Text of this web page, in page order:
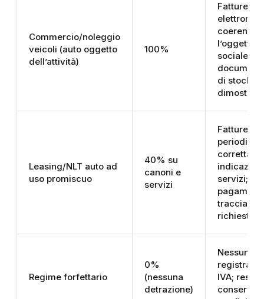
Commercio/noleggio
veicoli (auto oggetto
dell’attività)
100%
Fatture
coerenti
l’oggetto
sociale;
di stock e
Leasing/NLT auto ad
uso promiscuo
40% su
canoni e
servizi
Fatture
corretta
servizi;
pagamenti
tracciabili
richiesti
Regime forfettario
0%
(nessuna
detrazione)
Nessuna
IVA; resta